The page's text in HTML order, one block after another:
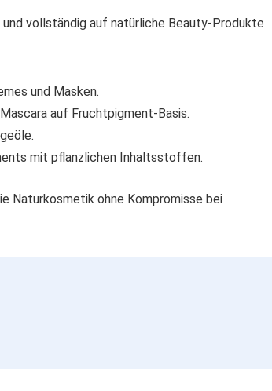
vollständig auf natürliche Beauty-Produkte
und Masken.
auf Fruchtpigment-Basis.
mit pflanzlichen Inhaltsstoffen.
Naturkosmetik ohne Kompromisse bei